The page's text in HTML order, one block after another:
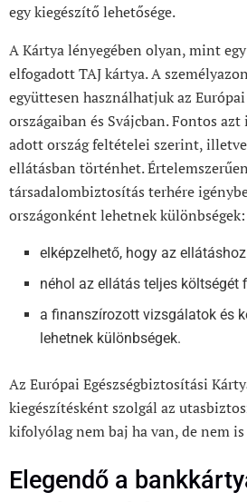
egy kiegészítő lehetősége.
A Kártya lényegében olyan, mint
elfogadott TAJ kártya. A
együttesen használhatjuk az Európai
országaiban és Svájcban. Fontos
adott ország feltételei szerint,
ellátásban történhet.
társadalombiztosítás terhére
országonként lehetnek különbségek:
elképzelhető, hogy az
néhol az ellátás teljes költségét
a finanszírozott vizsgálatok és
lehetnek különbségek.
Az Európai Egészségbiztosítási
kiegészítésként szolgál az
kifolyólag nem baj ha van, de nem
Elegendő a